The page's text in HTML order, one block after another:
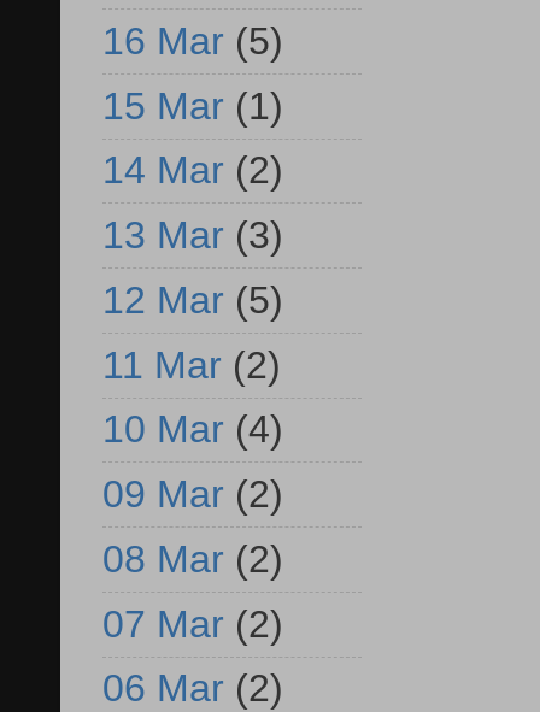
16 Mar (5)
15 Mar (1)
14 Mar (2)
13 Mar (3)
12 Mar (5)
11 Mar (2)
10 Mar (4)
09 Mar (2)
08 Mar (2)
07 Mar (2)
06 Mar (2)